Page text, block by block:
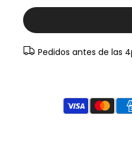
para ampliar
Pedidos antes de las